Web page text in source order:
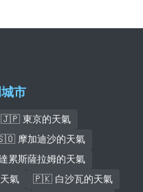
市
🇯🇵 東京的天氣
摩加迪沙的天氣
斯薩拉姆的天氣
氣
🇵🇰 白沙瓦的天氣